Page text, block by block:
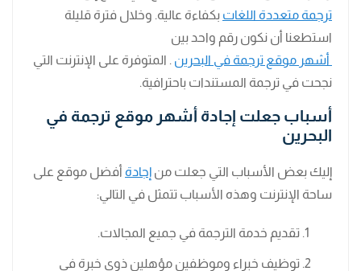
ترجمة متعددة اللغات بكفاءة عالية. وخلال فترة قليلة
استطعنا أن نكون رقم واحد بين
أشهر موقع ترجمة في البحرين . المتوفرة على الإنترنت التي
نجحت في ترجمة المستندات باحترافية.
أسباب جعلت إجادة أشهر موقع ترجمة في
البحرين
إليك بعض الأسباب التي جعلت من إجادة أفضل موقع على
ساحة الإنترنت وهذه الأسباب تتمثل في التالي:
تقديم خدمة الترجمة في جميع المجالات.
توظيف خبراء وموظفين مؤهلين ذوي خبرة في